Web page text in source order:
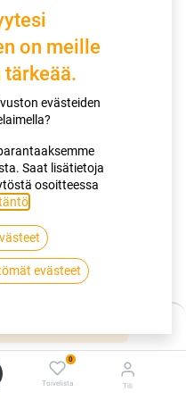
0
Toivelista Tili
F1
EAGLE
6 XL EVR
on meille
evästeiden
Saat lisätietoja
osoitteessa
evästeet